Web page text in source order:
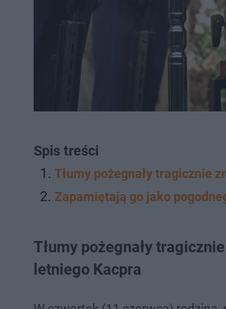
Spis treści
Tłumy pożegnały tragicznie
Zapamiętają go jako
Tłumy pożegnały
letniego Kacpra